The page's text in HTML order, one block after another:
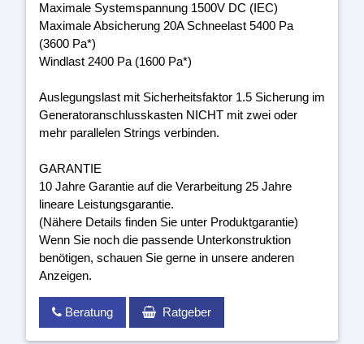
Maximale Systemspannung 1500V DC (IEC)
Maximale Absicherung 20A Schneelast 5400 Pa
(3600 Pa*)
Windlast 2400 Pa (1600 Pa*)
Auslegungslast mit Sicherheitsfaktor 1.5 Sicherung im
Generatoranschlusskasten NICHT mit zwei oder
mehr parallelen Strings verbinden.
GARANTIE
10 Jahre Garantie auf die Verarbeitung 25 Jahre
lineare Leistungsgarantie.
(Nähere Details finden Sie unter Produktgarantie)
Wenn Sie noch die passende Unterkonstruktion
benötigen, schauen Sie gerne in unsere anderen
Anzeigen.
Beratung Ratgeber